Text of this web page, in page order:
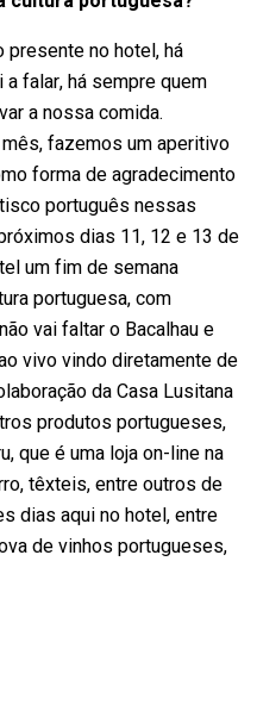
presente no hotel, há
falar, há sempre quem
a nossa comida.
fazemos um aperitivo
forma de agradecimento
português nessas
dias 11, 12 e 13 de
um fim de semana
portuguesa, com
vai faltar o Bacalhau e
vivo vindo diretamente de
da Casa Lusitana
produtos portugueses,
que é uma loja on-line na
têxteis, entre outros de
dias aqui no hotel, entre
de vinhos portugueses,